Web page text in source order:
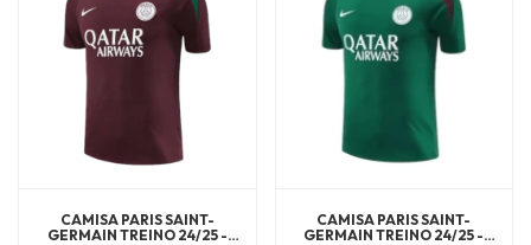
CAMISA PARIS SAINT-
GERMAIN TREINO 24/25 -
CAMISA PARIS SAINT-
GERMAIN TREINO 24/25 -